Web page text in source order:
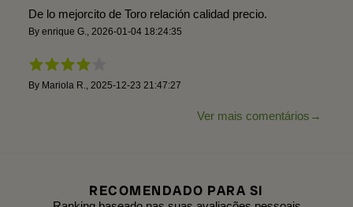
De lo mejorcito de Toro relación calidad precio.
By enrique G. 2026-01-04 18:24:35
By Mariola R. 2025-12-23 21:47:27
Ver mais comentários
RECOMENDADO PARA SI